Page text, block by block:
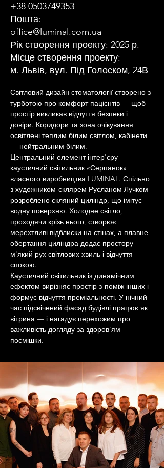
+38 0503749353
Пошта:
office@luminal.com.ua
Рік створення проекту: 2025 р.
Місце створення проекту:
м. Львів, вул. Під Голоском, 24В
Світловий дизайн стоматології створено з
турботою про комфорт пацієнтів — щоб
простір викликав відчуття безпеки і
довіри. Коридори та зона очікування
освітлені теплим білим світлом, кабінети
— нейтральним білим.
Центральний елемент інтер'єру —
каустичний світильник «Серпанок»
власного виробництва LUMINAL. Спільно
з художником-склярем Русланом Лучком
розроблено скляний циліндр, що імітує
водну поверхню. Холодне світло,
проходячи крізь нього, створює
мерехтливі відблиски на стінах, а плавне
обертання циліндра додає простору
м'який рух світлових хвиль і відчуття
спокою.
Каустичний світильник із динамічним
ефектом вирізняє простір з-поміж інших і
формує відчуття преміальності. У нічний
час підсвічений фасад будівлі працює як
вітрина — і нагадує перехожим про
важливість догляду за здоров'ям
посмішки.